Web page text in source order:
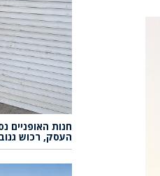
חנות האופניים
העסק, רכוש